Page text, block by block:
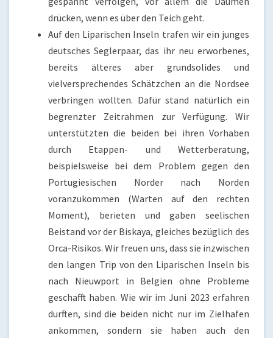
drücken, wenn es über den Teich geht.
Auf den Liparischen Inseln trafen wir ein junges
deutsches Seglerpaar, das ihr neu erworbenes,
bereits älteres aber grundsolides und
vielversprechendes Schätzchen an die Nordsee
verbringen wollten. Dafür stand natürlich ein
begrenzter Zeitrahmen zur Verfügung. Wir
unterstützten die beiden bei ihren Vorhaben
durch Etappen- und Wetterberatung,
beispielsweise bei dem Problem gegen den
Portugiesischen Norder nach Norden
voranzukommen (Warten auf den rechten
Moment), berieten und gaben seelischen
Beistand vor der Biskaya, gleiches bezüglich des
Orca-Risikos. Wir freuen uns, dass sie inzwischen
den langen Trip von den Liparischen Inseln bis
nach Nieuwport in Belgien ohne Probleme
geschafft haben. Wie wir im Juni 2023 erfahren
durften, sind die beiden nicht nur im Zielhafen
ankommen, sondern sie haben auch den